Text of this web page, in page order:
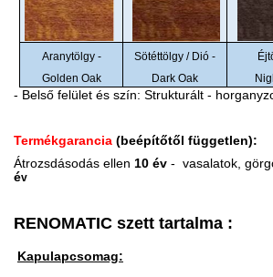
Aranytölgy -
Golden Oak
Sötéttölgy / Dió -
Dark Oak
- Belső felület és szín: Strukturált -
Termékgarancia (beépítőtől független):
Átrozsdásodás ellen 10 év - vasalatok,
év
RENOMATIC szett tartalma :
Kapulapcsomag: